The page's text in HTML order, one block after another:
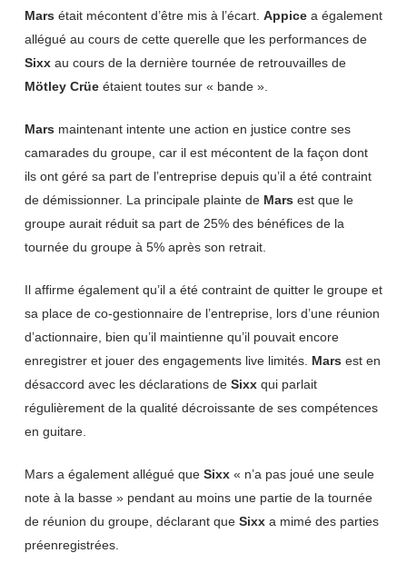
Mars était mécontent d’être mis à l’écart. Appicea également
allégué au cours de cette querelle que les performances de
Sixxau cours de la dernière tournée de retrouvailles de
Mötley Crüeétaient toutes sur « bande ».
Mars maintenant intente une action en justice contre ses
camarades du groupe, car il est mécontent de la façon dont
ils ont géré sa part de l’entreprise depuis qu’il a été contraint
de démissionner. La principale plainte de Mars est que le
groupe aurait réduit sa part de 25% des bénéfices de la
tournée du groupe à 5% après son retrait.
Il affirme également qu’il a été contraint de quitter le groupe et
sa place de co-gestionnaire de l’entreprise, lors d’une réunion
d’actionnaire, bien qu’il maintienne qu’il pouvait encore
enregistrer et jouer des engagements live limités. Mars est en
désaccord avec les déclarations de Sixxqui parlait
régulièrement de la qualité décroissante de ses compétences
en guitare.
Mars a également allégué que Sixx« n’a pas joué une seule
note à la basse » pendant au moins une partie de la tournée
de réunion du groupe, déclarant que Sixxa mimé des parties
préenregistrées.